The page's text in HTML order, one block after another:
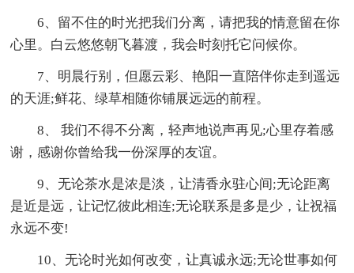
6、留不住的时光把我们分离，请把我的情意留在你
心里。白云悠悠朝飞暮渡，我会时刻托它问候你。
7、明晨行别，但愿云彩、艳阳一直陪伴你走到遥远
的天涯;鲜花、绿草相随你铺展远远的前程。
8、 我们不得不分离，轻声地说声再见;心里存着感
谢，感谢你曾给我一份深厚的友谊。
9、无论茶水是浓是淡，让清香永驻心间;无论距离
是近是远，让记忆彼此相连;无论联系是多是少，让祝福
永远不变!
10、无论时光如何改变，让真诚永远;无论世事如何